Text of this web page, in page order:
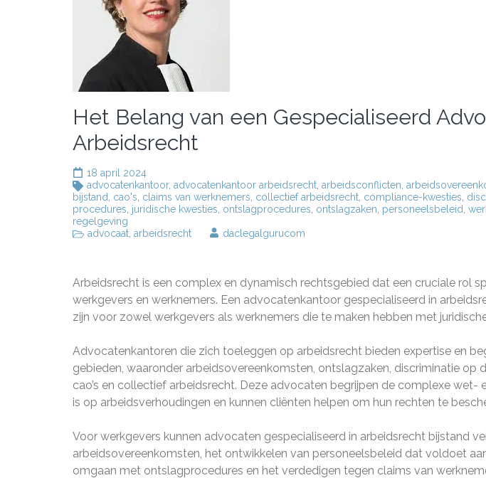
Het Belang van een Gespecialiseerd
Arbeidsrecht
18 april 2024
advocatenkantoor, advocatenkantoor arbeidsrecht arbeidsconflicten
bijstand
cao's claims van werknemers collectief arbeidsrecht compliance-kwesties
procedures juridische kwesties ontslagprocedures ontslagzaken personeelsbeleid
regelgeving
advocaat arbeidsrecht daclegalgurucom
Arbeidsrecht is een complex en dynamisch rechtsgebied dat een cruciale rol
werkgevers en werknemers. Een advocatenkantoor gespecialiseerd in
zijn voor zowel werkgevers als werknemers die te maken hebben met
Advocatenkantoren die zich toeleggen op arbeidsrecht bieden expertise en
gebieden, waaronder arbeidsovereenkomsten, ontslagzaken, discriminatie op
cao’s en collectief arbeidsrecht. Deze advocaten begrijpen de complexe wet-
is op arbeidsverhoudingen en kunnen cliënten helpen om hun rechten te
Voor werkgevers kunnen advocaten gespecialiseerd in arbeidsrecht bijstand
arbeidsovereenkomsten, het ontwikkelen van personeelsbeleid dat voldoet
omgaan met ontslagprocedures en het verdedigen tegen claims van